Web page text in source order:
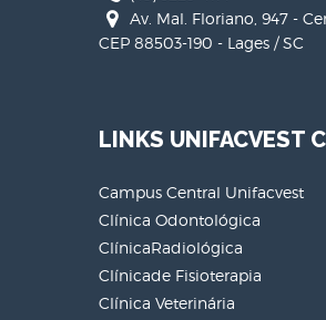
Av. Mal. Floriano, 947 -
CEP 88503-190 - Lages / SC
LINKS UNIFACVEST
Campus Central Unifacvest
Clínica Odontológica
ClínicaRadiológica
Clínicade Fisioterapia
Clínica Veterinária